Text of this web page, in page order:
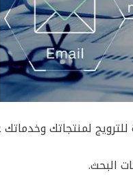
للترويج لمنتجاتك
البحث.